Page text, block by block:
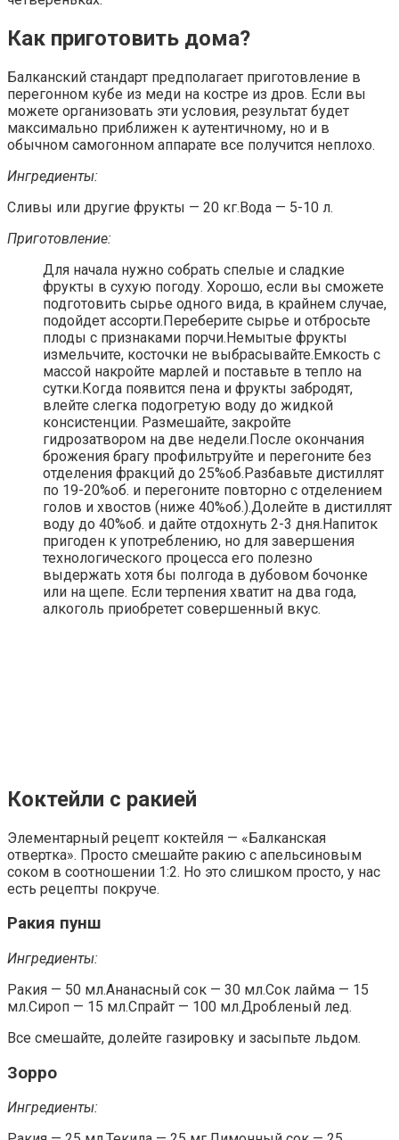
Как приготовить дома?
Балканский стандарт предполагает приготовление в
перегонном кубе из меди на костре из дров. Если вы
можете организовать эти условия, результат будет
максимально приближен к аутентичному, но и в
обычном самогонном аппарате все получится неплохо.
Ингредиенты:
Сливы или другие фрукты — 20 кг.Вода — 5-10 л.
Приготовление:
Для начала нужно собрать спелые и сладкие
фрукты в сухую погоду. Хорошо, если вы сможете
подготовить сырье одного вида, в крайнем случае,
подойдет ассорти.Переберите сырье и отбросьте
плоды с признаками порчи.Немытые фрукты
измельчите, косточки не выбрасывайте.Емкость с
массой накройте марлей и поставьте в тепло на
сутки.Когда появится пена и фрукты забродят,
влейте слегка подогретую воду до жидкой
консистенции. Размешайте, закройте
гидрозатвором на две недели.После окончания
брожения брагу профильтруйте и перегоните без
отделения фракций до 25%об.Разбавьте дистиллят
по 19-20%об. и перегоните повторно с отделением
голов и хвостов (ниже 40%об.).Долейте в дистиллят
воду до 40%об. и дайте отдохнуть 2-3 дня.Напиток
пригоден к употреблению, но для завершения
технологического процесса его полезно
выдержать хотя бы полгода в дубовом бочонке
или на щепе. Если терпения хватит на два года,
алкоголь приобретет совершенный вкус.
Коктейли с ракией
Элементарный рецепт коктейля — «Балканская
отвертка». Просто смешайте ракию с апельсиновым
соком в соотношении 1:2. Но это слишком просто, у нас
есть рецепты покруче.
Ракия пунш
Ингредиенты:
Ракия — 50 мл.Ананасный сок — 30 мл.Сок лайма — 15
мл.Сироп — 15 мл.Спрайт — 100 мл.Дробленый лед.
Все смешайте, долейте газировку и засыпьте льдом.
Зорро
Ингредиенты: